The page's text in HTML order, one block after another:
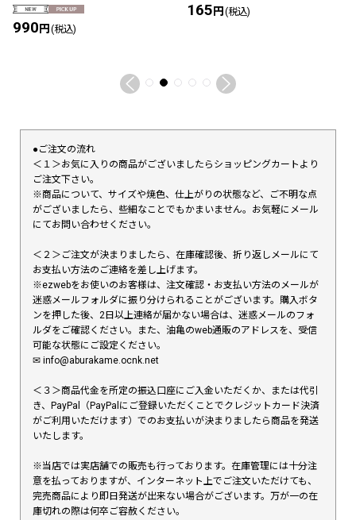
990円 (税込)
165円 (税込)
●ご注文の流れ
＜１＞お気に入りの商品がございましたらショッピングカートより
ご注文下さい。
※商品について、サイズや焼色、仕上がりの状態など、ご不明な点
がございましたら、些細なことでもかまいません。お気軽にメール
にてお問い合わせください。
＜２＞ご注文が決まりましたら、在庫確認後、折り返しメールにて
お支払い方法のご連絡を差し上げます。
※ezwebをお使いのお客様は、注文確認・お支払い方法のメールが
迷惑メールフォルダに振り分けられることがございます。購入ボタ
ンを押した後、2日以上連絡が届かない場合は、迷惑メールのフォ
ルダをご確認ください。また、油亀のweb通販のアドレスを、受信
可能な状態にご設定ください。
✉︎ info@aburakame.ocnk.net
＜３＞商品代金を所定の振込口座にご入金いただくか、または代引
き、PayPal（PayPalにご登録いただくことでクレジットカード決済
がご利用いただけます）でのお支払いが決まりましたら商品を発送
いたします。
※当店では実店舗での販売も行っております。在庫管理には十分注
意を払っておりますが、インターネット上でご注文いただけても、
完売商品により即日発送が出来ない場合がございます。万が一の在
庫切れの際は何卒ご容赦ください。